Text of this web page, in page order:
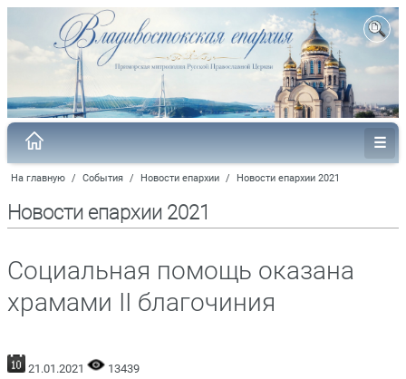
На главную / События / Новости епархии / Новости епархии 2021
Новости епархии 2021
Социальная помощь оказана
храмами II благочиния
21.01.2021 13439